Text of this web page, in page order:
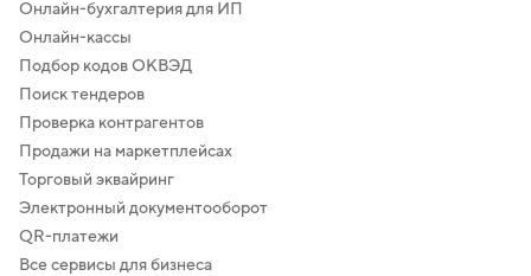
Онлайн-бухгалтерия для ИП
Онлайн-кассы
Подбор кодов ОКВЭД
Поиск тендеров
Проверка контрагентов
Продажи на маркетплейсах
Торговый эквайринг
Электронный документооборот
QR-платежи
Все сервисы для бизнеса